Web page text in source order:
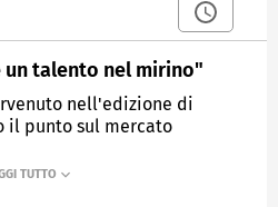
un talento nel mirino"
nell'edizione di
il punto sul mercato
talento che l'Italia